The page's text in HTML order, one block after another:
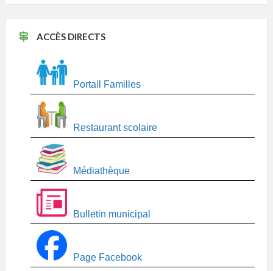
ACCÈS DIRECTS
Portail Familles
Restaurant scolaire
Médiathèque
Bulletin municipal
Page Facebook